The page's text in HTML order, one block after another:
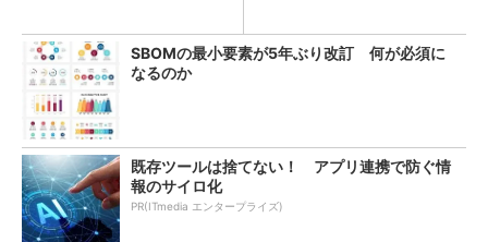
SBOMの最小要素が5年ぶり改訂 何が必須に
なるのか
既存ツールは捨てない！ アプリ連携で防ぐ情
報のサイロ化
PR(ITmedia エンタープライズ)